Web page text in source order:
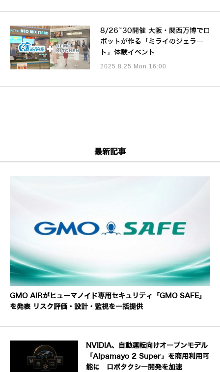
8/26~30開催 大阪・関西万博でロ
ボットが作る「ミライのジェラー
ト」体験イベント
2025.8.25 Mon 16:00
最新記事
GMO AIRがヒューマノイド専用セキュリティ「GMO SAFE」
を発表 リスク評価・設計・監視を一括提供
NVIDIA、自動運転向けオープンモデル
「Alpamayo 2 Super」を商用利用可
能に ロボタクシー開発を加速